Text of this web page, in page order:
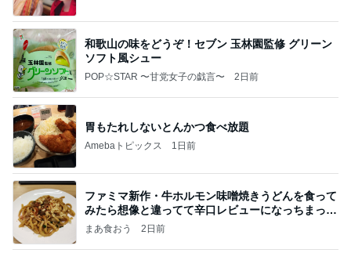
和歌山の味をどうぞ！セブン 玉林園監修 グリーン
ソフト風シュー
POP☆STAR 〜甘党女子の戯言〜 2日前
胃もたれしないとんかつ食べ放題
Amebaトピックス 1日前
ファミマ新作・牛ホルモン味噌焼きうどんを食って
みたら想像と違ってて辛口レビューになっちまった
話
まあ食おう 2日前